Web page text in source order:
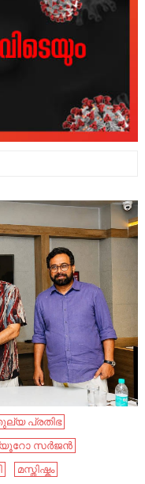
പ്രതിഭ
സർജൻ
മസ്തിഷ്കം